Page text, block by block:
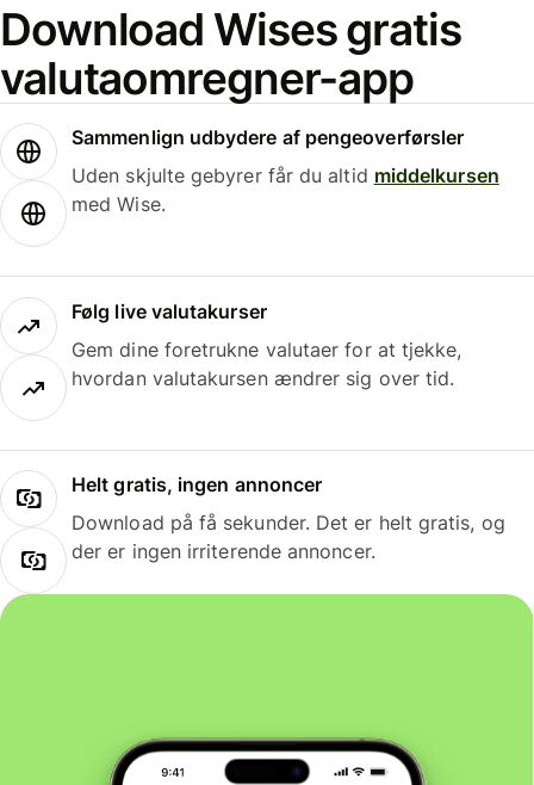
Download Wises gratis
valutaomregner-app
Sammenlign udbydere af pengeoverførsler
Uden skjulte gebyrer får du altid middelkursen
med Wise.
Følg live valutakurser
Gem dine foretrukne valutaer for at tjekke,
hvordan valutakursen ændrer sig over tid.
Helt gratis, ingen annoncer
Download på få sekunder. Det er helt gratis, og
der er ingen irriterende annoncer.